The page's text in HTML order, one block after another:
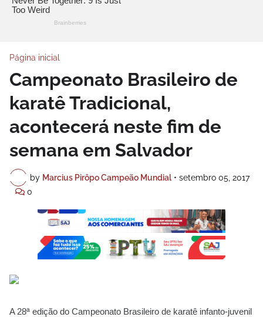
Página inicial
Campeonato Brasileiro de
karatê Tradicional,
acontecerá neste fim de
semana em Salvador
by Marcius Pirôpo Campeão Mundial • setembro 05, 2017
0
A 28ª edição do Campeonato Brasileiro de karatê infanto-juvenil